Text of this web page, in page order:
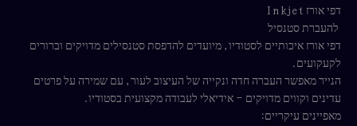
דפי אורז Inkjet
להעברת סטנסיל
דפי אורז איכותיים לסטודיו, מיועדים להדפסת סטנסילים מדויקים וברורים
לקעקועים.
הנייר מאפשר העברה חדה ונקייה של העיצוב לעור, עם שמירה על פרטים
עדינים וקווים מדויקים – אידיאלי לעבודה מקצועית בסטודיו.
מאפיינים עיקריים: